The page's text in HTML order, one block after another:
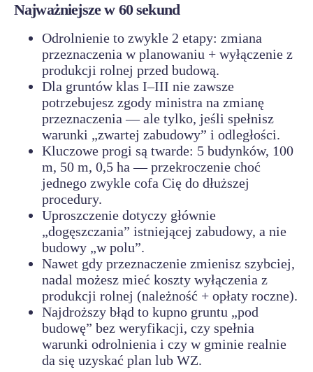
Najważniejsze w 60 sekund
Odrolnienie to zwykle 2 etapy: zmiana
przeznaczenia w planowaniu + wyłączenie z
produkcji rolnej przed budową.
Dla gruntów klas I–III nie zawsze
potrzebujesz zgody ministra na zmianę
przeznaczenia — ale tylko, jeśli spełnisz
warunki „zwartej zabudowy” i odległości.
Kluczowe progi są twarde: 5 budynków, 100
m, 50 m, 0,5 ha — przekroczenie choć
jednego zwykle cofa Cię do dłuższej
procedury.
Uproszczenie dotyczy głównie
„dogęszczania” istniejącej zabudowy, a nie
budowy „w polu”.
Nawet gdy przeznaczenie zmienisz szybciej,
nadal możesz mieć koszty wyłączenia z
produkcji rolnej (należność + opłaty roczne).
Najdroższy błąd to kupno gruntu „pod
budowę” bez weryfikacji, czy spełnia
warunki odrolnienia i czy w gminie realnie
da się uzyskać plan lub WZ.